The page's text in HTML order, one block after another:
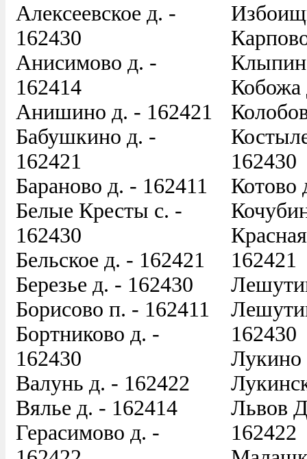
Алексеевское д. -
162430
Анисимово д. -
162414
Анишино д. - 162421
Бабушкино д. -
162421
Бараново д. - 162411
Белые Кресты с. -
162430
Бельское д. - 162421
Березье д. - 162430
Борисово п. - 162411
Бортниково д. -
162430
Валунь д. - 162422
Вялье д. - 162414
Герасимово д. -
Кобожа
162430
Котово
162421
162430
Лукино
Львов
162422